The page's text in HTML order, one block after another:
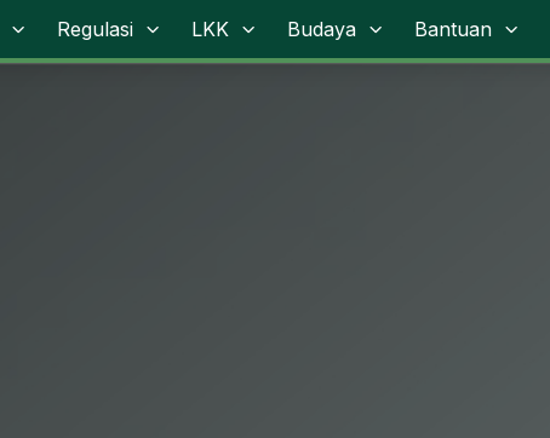
Regulasi LKK Budaya Bantuan